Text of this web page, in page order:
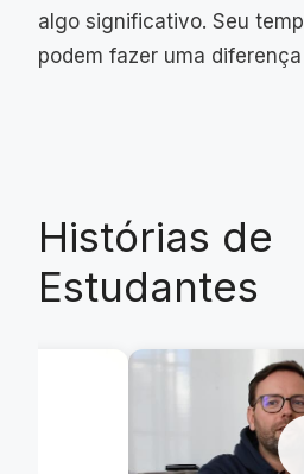
algo significativo. Seu
podem fazer uma
Histórias de
Estudantes